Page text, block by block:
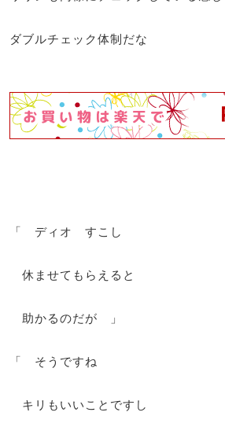
ダブルチェック体制だな
「 ディオ すこし
休ませてもらえると
助かるのだが 」
「 そうですね
キリもいいことですし